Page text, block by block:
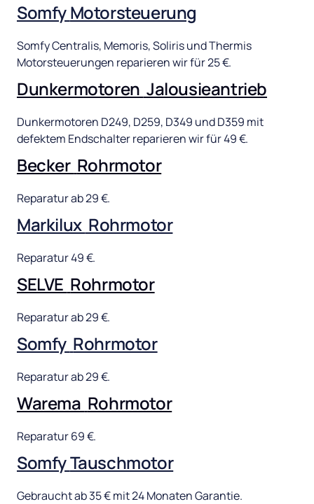
Somfy Motorsteuerung
Somfy Centralis, Memoris, Soliris und
Motorsteuerungen reparieren wir für 25 €.
Dunkermotoren Jalousieantrieb
Dunkermotoren D249, D259, D349 und D359
defektem Endschalter reparieren wir für 49 €.
Becker Rohrmotor
Reparatur ab 29 €.
Markilux Rohrmotor
Reparatur 49 €.
SELVE Rohrmotor
Reparatur ab 29 €.
Somfy Rohrmotor
Reparatur ab 29 €.
Warema Rohrmotor
Reparatur 69 €.
Somfy Tauschmotor
Gebraucht ab 35 € mit 24 Monaten Garantie.